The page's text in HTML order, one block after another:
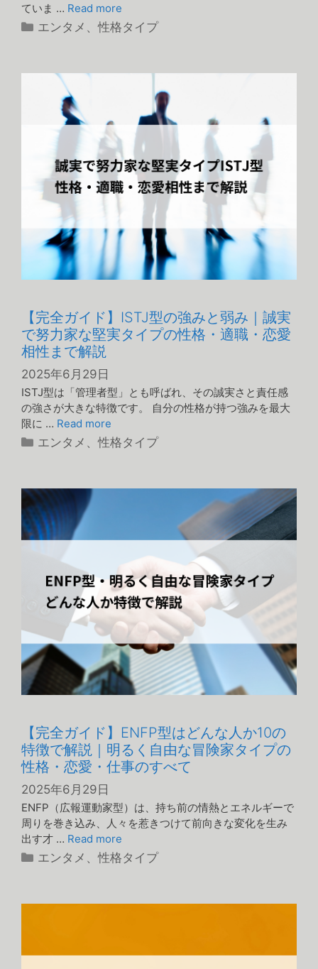
ていま … Read more
カ
リ
エンタメ 、性格タイプ
【完全ガイド】ISTJ型の強みと弱み｜誠実
で努力家な堅実タイプの性格・適職・恋愛
相性まで解説
2025年6月29日
ISTJ型は「管理者型」とも呼ばれ、その誠実さと責任感
の強さが大きな特徴です。 自分の性格が持つ強みを最大
限に … Read more
カ
リ
ー
エンタメ 、性格タイプ
【完全ガイド】ENFP型はどんな人か10の
特徴で解説｜明るく自由な冒険家タイプの
性格・恋愛・仕事のすべて
2025年6月29日
ENFP（広報運動家型）は、持ち前の情熱とエネルギーで
周りを巻き込み、人々を惹きつけて前向きな変化を生み
出す才 … Read more
カ
リ
エンタメ 、性格タイプ